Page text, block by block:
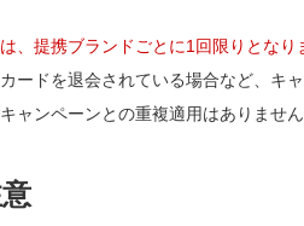
、提携ブランドごとに1回限りとなり
ードを退会されている場合など、キ
ャンペーンとの重複適用はありませ